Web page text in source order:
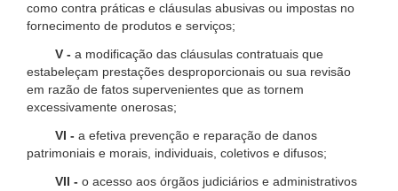
como contra práticas e cláusulas abusivas ou impostas no
fornecimento de produtos e serviços;
V - a modificação das cláusulas contratuais que
estabeleçam prestações desproporcionais ou sua revisão
em razão de fatos supervenientes que as tornem
excessivamente onerosas;
VI - a efetiva prevenção e reparação de danos
patrimoniais e morais, individuais, coletivos e difusos;
VII - o acesso aos órgãos judiciários e administrativos